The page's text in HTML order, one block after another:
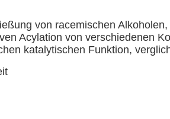
von racemischen
Acylation von verschiedenen
katalytischen Funktion,